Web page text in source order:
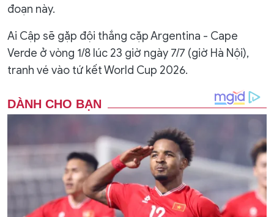
đoạn này.
Ai Cập sẽ gặp đội thắng cặp Argentina - Cape
Verde ở vòng 1/8 lúc 23 giờ ngày 7/7 (giờ Hà Nội),
tranh vé vào tứ kết World Cup 2026.